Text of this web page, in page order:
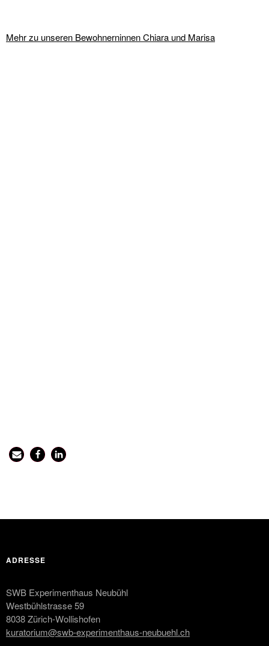
Mehr zu unseren Bewohnerninnen Chiara und Marisa
ADRESSE
SWB Experimenthaus Neubühl
Westbühlstrasse 59
8038 Zürich-Wollishofen
kuratorium@swb-experimenthaus-neubuehl.ch